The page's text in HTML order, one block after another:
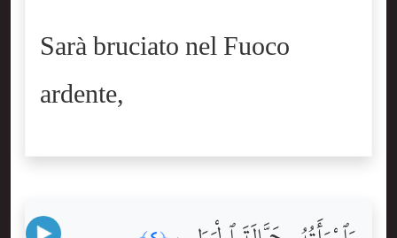
Sarà bruciato nel Fuoco
ardente,